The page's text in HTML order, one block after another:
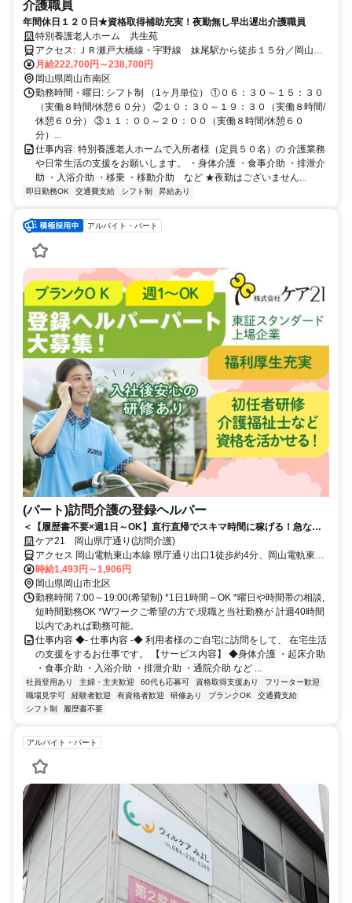
介護職員
年間休日１２０日★資格取得補助充実！夜勤無し早出遅出介護職員
特別養護老人ホーム 共生苑
アクセス: ＪＲ瀬戸大橋線・宇野線 妹尾駅から徒歩１５分／岡山駅
から車で３０分
月給222,700円～238,700円
岡山県岡山市南区
勤務時間・曜日: シフト制 （1ヶ月単位） ①０６：３０～１５：３０
（実働８時間/休憩６０分） ②１０：３０～１９：３０（実働８時間/
休憩６０分） ③１１：００～２０：００（実働８時間/休憩６０
分）...
仕事内容: 特別養護老人ホームで入所者様（定員５０名）の 介護業務
や日常生活の支援をお願いします。 ・身体介護 ・食事介助 ・排泄介
助 ・入浴介助 ・移乗 ・移動介助 など ★夜勤はございません...
即日勤務OK 交通費支給 シフト制 昇給あり
アルバイト・パート
(パート)訪問介護の登録ヘルパー
＜【履歴書不要×週1日～OK】直行直帰でスキマ時間に稼げる！急なキ
ャンセルも手当有！定年無し！＞★履歴書の準備不要★未経験者OK！働
きやすいシフト制！急なキャンセルが発生した場合でも手当で給与を補
償！
ケア21 岡山県庁通り(訪問介護)
アクセス 岡山電軌東山本線 県庁通り出口1徒歩約4分、岡山電軌東山
本線 西大寺町・岡山芸術創造劇場ハレノワ前徒歩約8分、岡山電軌東
山本線 城下（岡山県）徒歩約10分 東山本線「県庁通り」駅から徒歩
約3分
時給1,493円～1,906円
岡山県岡山市北区
勤務時間 7:00～19:00(希望制) *1日1時間～OK *曜日や時間帯の相談,
短時間勤務OK *Wワークご希望の方で,現職と当社勤務が 計週40時間
以内であれば勤務可能。
仕事内容 ◆- 仕事内容 -◆ 利用者様のご自宅に訪問をして、 在宅生活
の支援をするお仕事です。 【サービス内容】 ◆身体介護 ・起床介助
・食事介助 ・入浴介助 ・排泄介助 ・通院介助 など ...
社員登用あり 主婦・主夫歓迎 60代も応募可 資格取得支援あり
フリーター歓迎
職場見学可
経験者歓迎 有資格者歓迎 研修あり ブランクOK
交通費支給
シフト制
履歴書不要
アルバイト・パート